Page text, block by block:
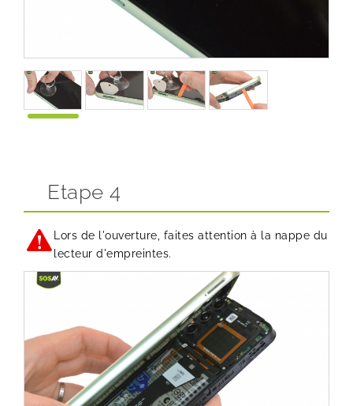
Etape 4
Lors de l'ouverture, faites attention à la nappe du
lecteur d'empreintes.